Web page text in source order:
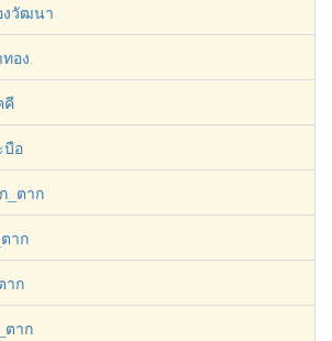
งวัฒนา
อง
คี
บือ
_ตาก
าก
าก
ตาก